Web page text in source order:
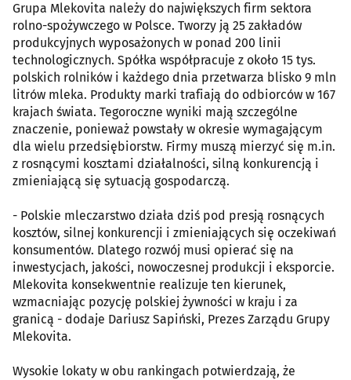
Grupa Mlekovita należy do największych firm sektora
rolno-spożywczego w Polsce. Tworzy ją 25 zakładów
produkcyjnych wyposażonych w ponad 200 linii
technologicznych. Spółka współpracuje z około 15 tys.
polskich rolników i każdego dnia przetwarza blisko 9 mln
litrów mleka. Produkty marki trafiają do odbiorców w 167
krajach świata. Tegoroczne wyniki mają szczególne
znaczenie, ponieważ powstały w okresie wymagającym
dla wielu przedsiębiorstw. Firmy muszą mierzyć się m.in.
z rosnącymi kosztami działalności, silną konkurencją i
zmieniającą się sytuacją gospodarczą.
- Polskie mleczarstwo działa dziś pod presją rosnących
kosztów, silnej konkurencji i zmieniających się oczekiwań
konsumentów. Dlatego rozwój musi opierać się na
inwestycjach, jakości, nowoczesnej produkcji i eksporcie.
Mlekovita konsekwentnie realizuje ten kierunek,
wzmacniając pozycję polskiej żywności w kraju i za
granicą - dodaje Dariusz Sapiński, Prezes Zarządu Grupy
Mlekovita.
Wysokie lokaty w obu rankingach potwierdzają, że